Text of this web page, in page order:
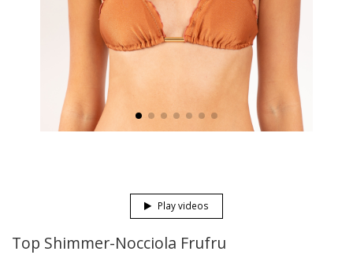
Play videos
Top Shimmer-Nocciola Frufru